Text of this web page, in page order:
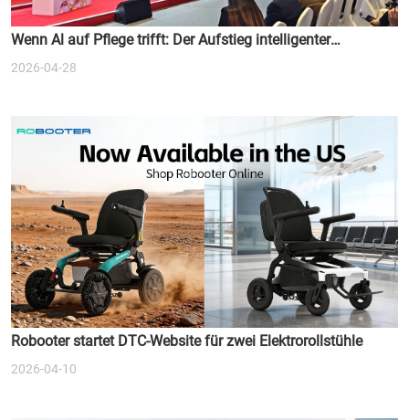
Wenn Al auf Pflege trifft: Der Aufstieg intelligenter
medizinischer Geräte
2026-04-28
Robooter startet DTC-Website für zwei Elektrorollstühle
2026-04-10